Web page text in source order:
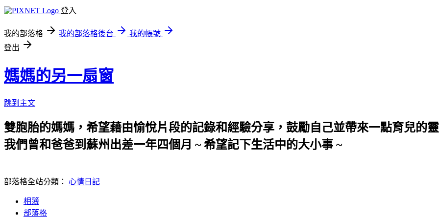
登入
我的部落格 我的部落格後台
我的帳號
登出
媽媽的另一扇窗
跳到主文
雙胞胎的媽媽，希望藉由愉悅片段的記錄和經驗分享，鼓勵自己並帶來一點育兒的
我們曾和爸爸到蘇州出差一年四個月 ~ 希望記下生活中的大小事 ~
部落格全站分類： 心情日記
相簿
部落格